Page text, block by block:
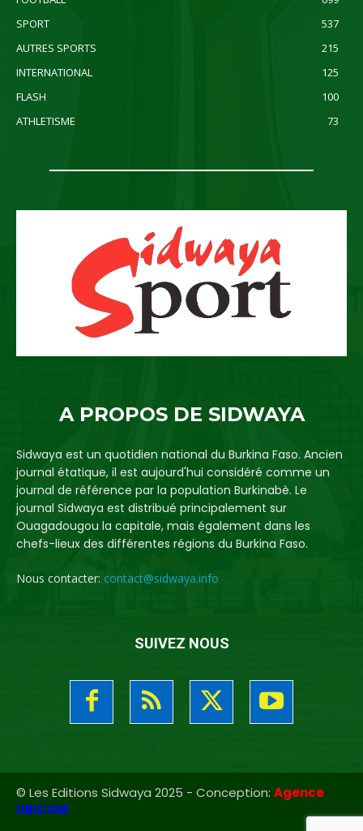
SPORT
537
AUTRES SPORTS
215
INTERNATIONAL
125
FLASH
100
ATHLETISME
73
A PROPOS DE SIDWAYA
Sidwaya est un quotidien national du Burkina Faso. Ancien
journal étatique, il est aujourd'hui considéré comme un
journal de référence par la population Burkinabè. Le
journal Sidwaya est distribué principalement sur
Ouagadougou la capitale, mais également dans les
chefs-lieux des différentes régions du Burkina Faso.
Nous contacter: contact@sidwaya.info
SUIVEZ NOUS
© Les Editions Sidwaya 2025 - Conception: Agence
UBICOM